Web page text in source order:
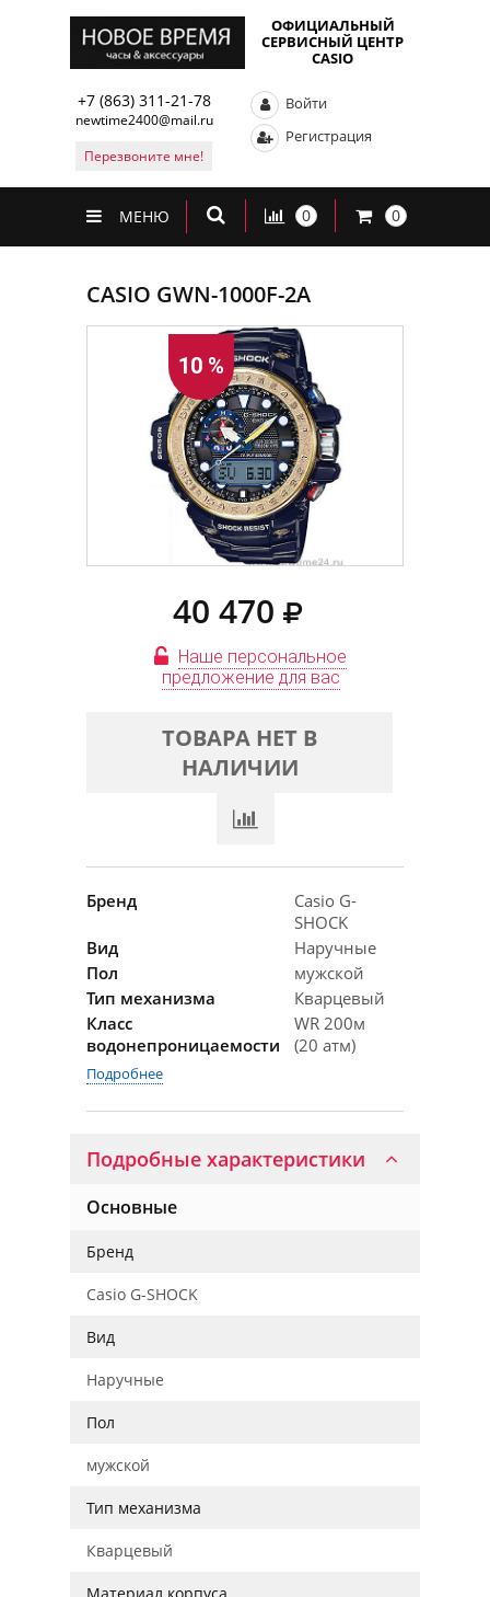
ОФИЦИАЛЬНЫЙ
СЕРВИСНЫЙ ЦЕНТР
CASIO
+7 (863) 311-21-78
newtime2400@mail.ru
Перезвоните мне!
Войти
Регистрация
МЕНЮ 0 0
CASIO GWN-1000F-2A
10 %
40 470
Наше персональное
предложение для вас
ТОВАРА НЕТ В
НАЛИЧИИ
Бренд
Casio G-
SHOCK
Вид
Наручные
Пол
мужской
Тип механизма
Кварцевый
Класс
водонепроницаемости
WR 200м
(20 атм)
Подробнее
Подробные характеристики
Основные
Бренд
Casio G-SHOCK
Вид
Наручные
Пол
мужской
Тип механизма
Кварцевый